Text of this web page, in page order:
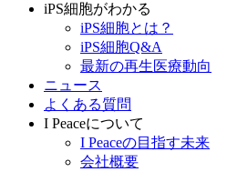
iPS細胞がわかる
iPS細胞とは？
iPS細胞Q&A
最新の再生医療動向
ニュース
よくある質問
I Peaceについて
I Peaceの目指す未来
会社概要